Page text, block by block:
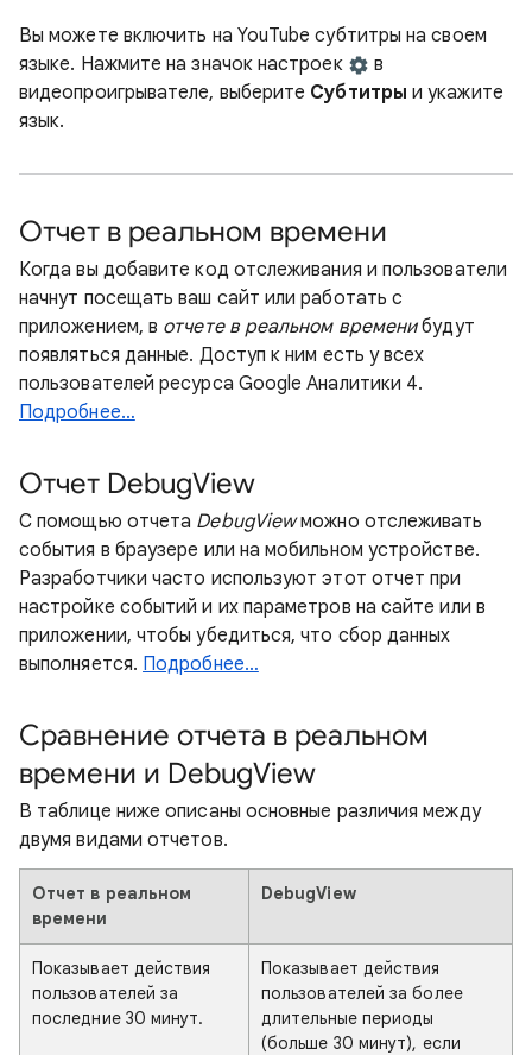
Вы можете включить на YouTube субтитры на своем
языке. Нажмите на значок настроек
в
видеопроигрывателе, выберите Субтитры и укажите
язык.
Отчет в реальном времени
Когда вы добавите код отслеживания и пользователи
начнут посещать ваш сайт или работать с
приложением, в отчете в реальном временибудут
появляться данные. Доступ к ним есть у всех
пользователей ресурса Google Аналитики 4.
Подробнее…
Отчет DebugView
С помощью отчета DebugViewможно отслеживать
события в браузере или на мобильном устройстве.
Разработчики часто используют этот отчет при
настройке событий и их параметров на сайте или в
приложении, чтобы убедиться, что сбор данных
выполняется. Подробнее…
Сравнение отчета в реальном
времени и DebugView
В таблице ниже описаны основные различия между
двумя видами отчетов.
Отчет в реальном
времени
DebugView
Показывает действия
пользователей за
последние 30 минут.
Показывает действия
пользователей за более
длительные периоды
(больше 30 минут), если